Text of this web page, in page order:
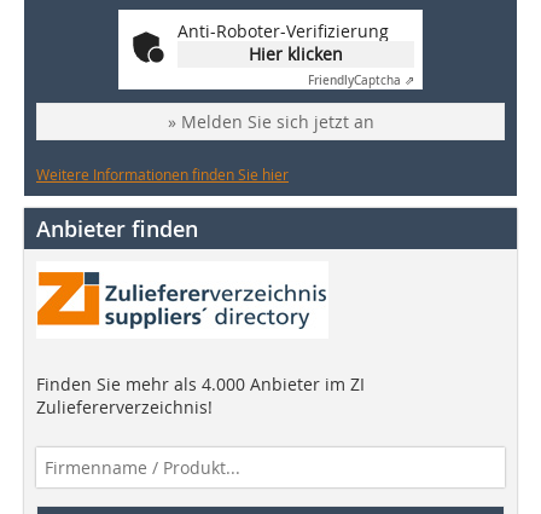
Anti-Roboter-Verifizierung
Hier klicken
FriendlyCaptcha ⇗
» Melden Sie sich jetzt an
Weitere Informationen finden Sie hier
Anbieter finden
Finden Sie mehr als 4.000 Anbieter im ZI
Zuliefererverzeichnis!